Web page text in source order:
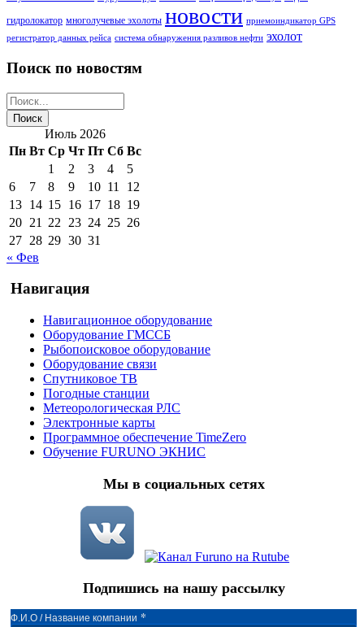
гидролокатор многолучевые эхолоты новости приемоиндикатор GPS
регистратор данных рейса система обнаружения разливов нефти эхолот
Поиск по новостям
Июль 2026
Пн Вт Ср Чт Пт Сб Вс
1
2 3 4
5
6
7 8 9 10 11
12
13 14 15 16 17 18 19
20 21 22 23 24 25 26
27 28 29 30 31
« Фев
Навигация
Навигационное оборудование
Оборудование ГМССБ
Рыбопоисковое оборудование
Оборудование связи
Спутниковое ТВ
Погодные станции
Метеорологическая РЛС
Электронные карты
Программное обеспечение TimeZero
Обучение FURUNO ЭКНИС
Мы в социальных сетях
Подпишись на нашу рассылку
Ф.И.О / Название компании *